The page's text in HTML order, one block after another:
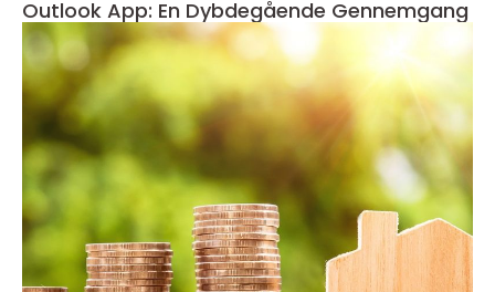
Outlook App: En Dybdegående Gennemgang